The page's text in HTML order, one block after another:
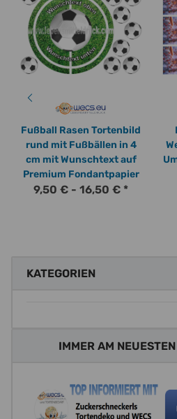
Fußball Rasen Tortenbild
rund mit Fußbällen in 4
cm mit Wunschtext auf
Premium Fondantpapier
9,50 € - 16,50 € *
KATEGORIEN
IMMER AM